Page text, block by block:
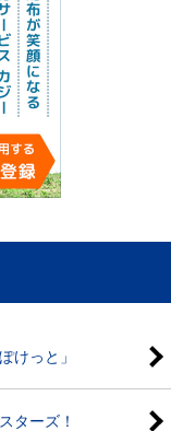
けっと」
ターズ！